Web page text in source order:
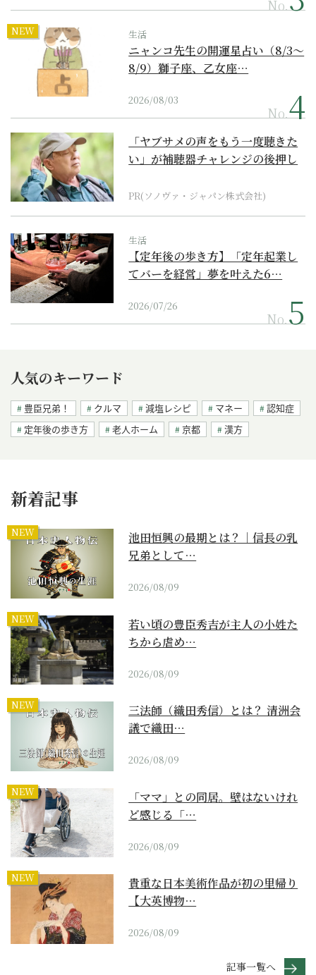
No.
NEW 生活
ニャンコ先生の開運星占い（8/3～
8/9）獅子座、乙女座…
2026/08/03
No.
「ヤブサメの声をもう一度聴きた
い」が補聴器チャレンジの後押し
PR(ソノヴァ・ジャパン株式会社)
生活
【定年後の歩き方】「定年起業し
てバーを経営」夢を叶えた6…
2026/07/26
No.
人気のキーワード
豊臣兄弟！ クルマ 減塩レシピ マネー
認知症
定年後の歩き方
老人ホーム 京都 漢方
新着記事
NEW
池田恒興の最期とは？｜信長の乳
兄弟として…
2026/08/09
NEW
若い頃の豊臣秀吉が主人の小姓た
ちから虐め…
2026/08/09
NEW
三法師（織田秀信）とは？ 清洲会
議で織田…
2026/08/09
NEW
「ママ」との同居。壁はないけれ
ど感じる「…
2026/08/09
NEW
貴重な日本美術作品が初の里帰り
【大英博物…
2026/08/09
記事一覧へ